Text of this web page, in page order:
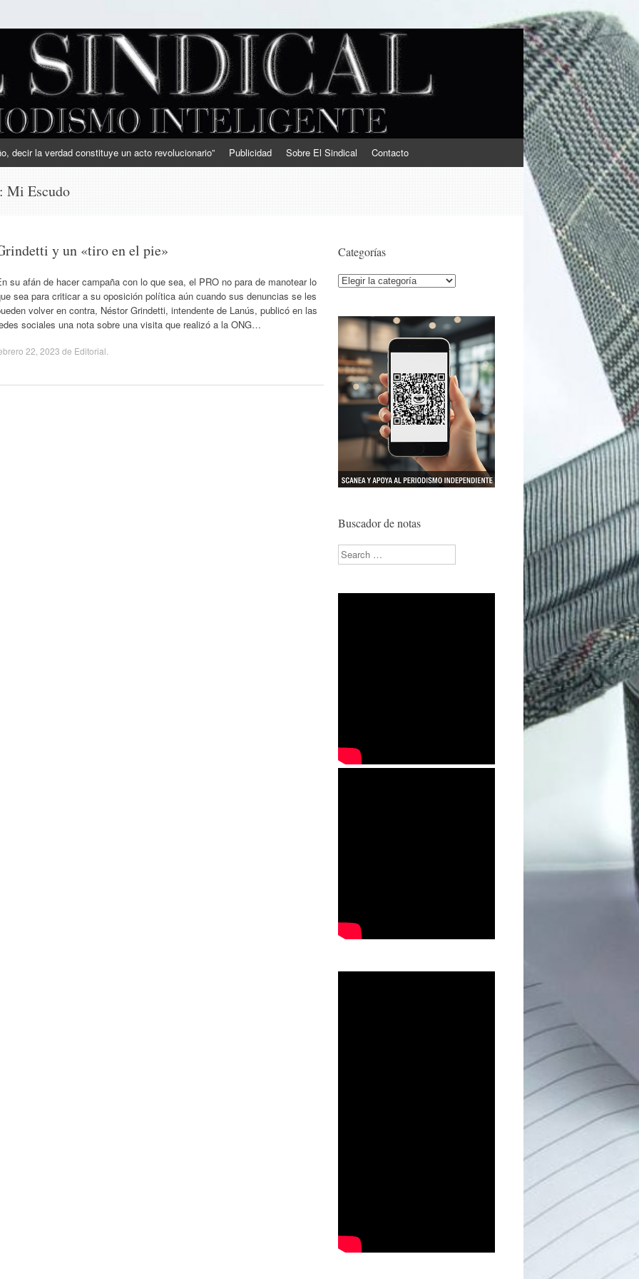
decir la verdad constituye un acto revolucionario” Publicidad Sobre El Sindical Contacto
Mi Escudo
y un «tiro en el pie»
su afán de hacer campaña con lo que sea, el PRO no para de manotear lo
sea para criticar a su oposición política aún cuando sus denuncias se les
volver en contra, Néstor Grindetti, intendente de Lanús, publicó en las
sociales una nota sobre una visita que realizó a la ONG…
22, 2023 de Editorial
Categorías
Categorías
Buscador de notas
Search